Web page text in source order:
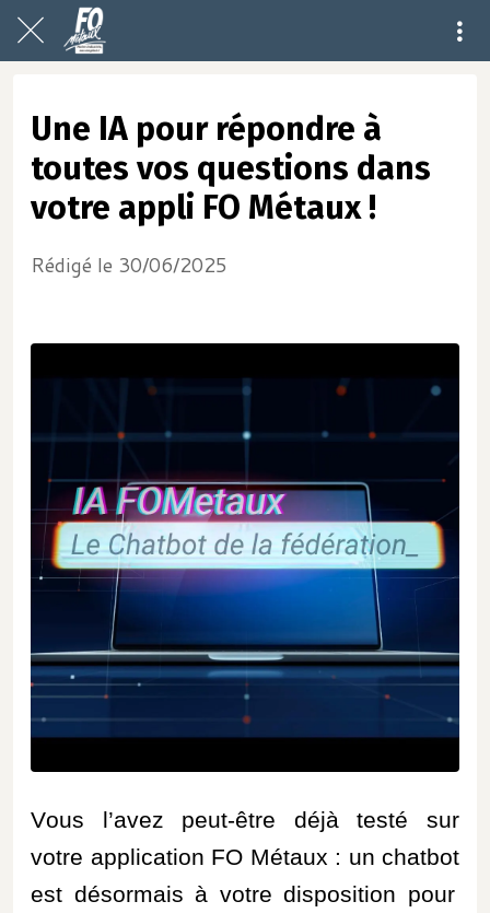
Une IA pour répondre à
toutes vos questions dans
votre appli FO Métaux !
Rédigé le 30/06/2025
Vous l’avez peut-être déjà testé sur
votre application FO Métaux : un chatbot
est désormais à votre disposition pour